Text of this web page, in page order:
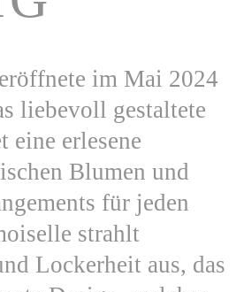
im Mai 2024
liebevoll gestaltete
eine erlesene
Blumen und
für jeden
strahlt
Lockerheit aus, das